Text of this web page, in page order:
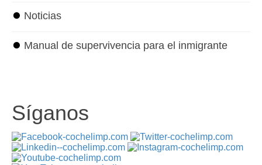
⏺ Noticias
⏺ Manual de supervivencia para el inmigrante
Síganos